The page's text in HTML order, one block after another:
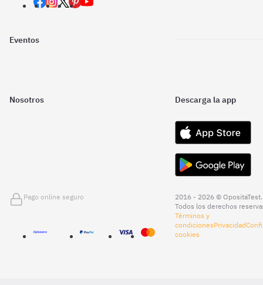
Eventos
Nosotros Descarga la app
Pago online seguro
2016 - 2026 © OpositaTest.
Todos los derechos
Términos y
condicionesPrivacidad
cookies